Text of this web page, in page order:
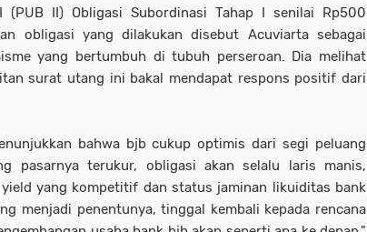
(PUB II) Obligasi Subordinasi Tahap I senilai Rp500
obligasi yang dilakukan disebut Acuviarta sebagai
yang bertumbuh di tubuh perseroan. Dia melihat
surat utang ini bakal mendapat respons positif dari
bahwa bjb cukup optimis dari segi peluang
pasarnya terukur, obligasi akan selalu laris manis,
yang kompetitif dan status jaminan likuiditas bank
menjadi penentunya, tinggal kembali kepada rencana